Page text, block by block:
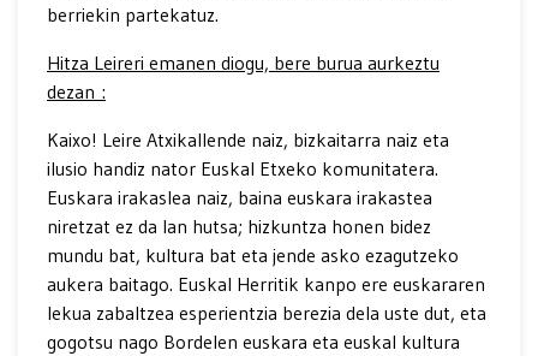
berriekin partekatuz.
Hitza Leireri emanen diogu, bere burua aurkeztu
dezan :
Kaixo! Leire Atxikallende naiz, bizkaitarra naiz eta
ilusio handiz nator Euskal Etxeko komunitatera.
Euskara irakaslea naiz, baina euskara irakastea
niretzat ez da lan hutsa; hizkuntza honen bidez
mundu bat, kultura bat eta jende asko ezagutzeko
aukera baitago. Euskal Herritik kanpo ere euskararen
lekua zabaltzea esperientzia berezia dela uste dut, eta
gogotsu nago Bordelen euskara eta euskal kultura